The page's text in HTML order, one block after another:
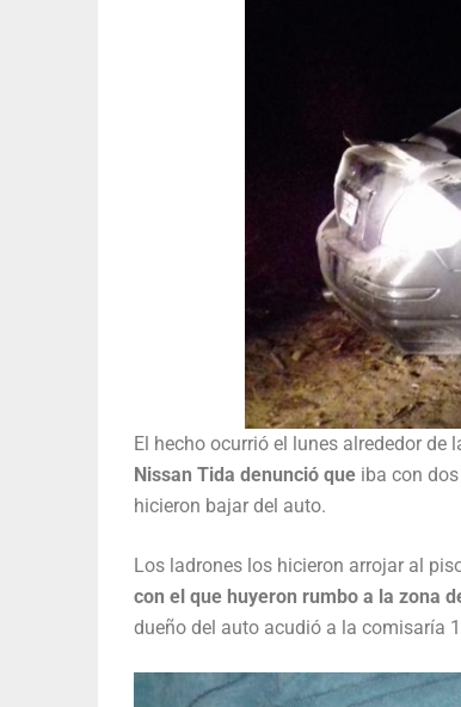
El hecho ocurrió el lunes alrededor de
Nissan Tida denunció que iba con
hicieron bajar del auto.
Los ladrones los hicieron arrojar al
con el que huyeron rumbo a la zona
dueño del auto acudió a la comisaría